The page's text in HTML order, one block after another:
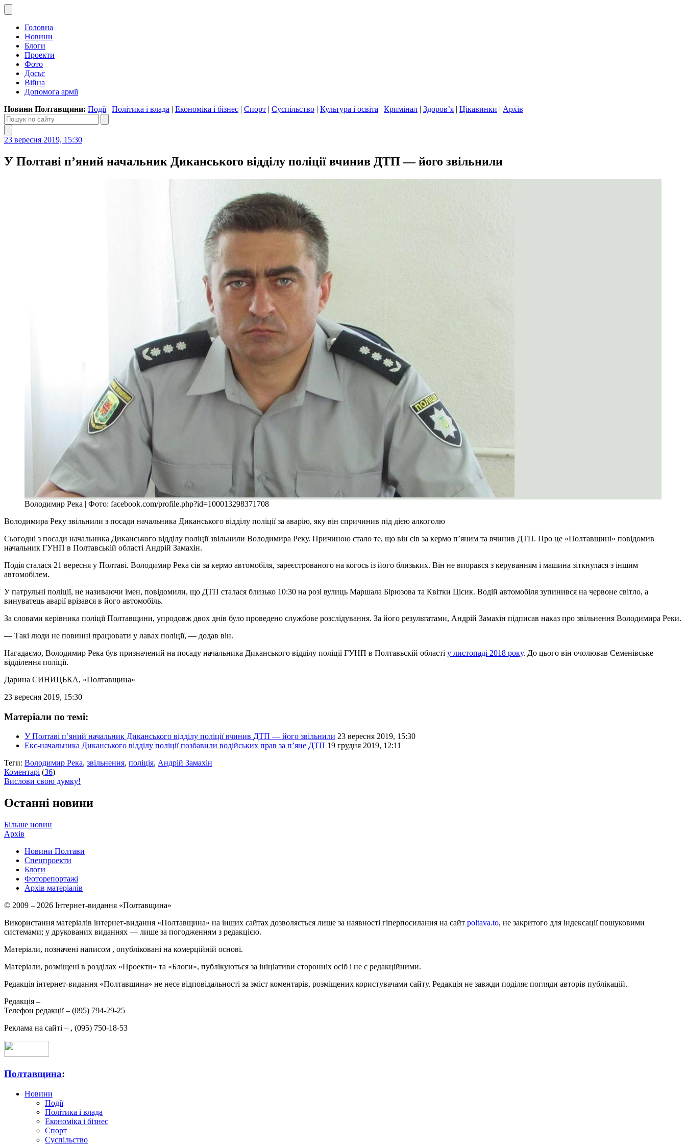
Головна
Новини
Блоги
Проекти
Фото
Досьє
Війна
Допомога армії
Новини Полтавщини: Події| Політика і влада | Економіка і бізнес | Спорт | Суспільство | Культура і освіта | Кримінал | Здоров’я | Цікавинки | Архів
23 вересня 2019, 15:30
У Полтаві п’яний начальник Диканського відділу поліції вчинив ДТП — його звільнили
Володимир Река | Фото: facebook.com/profile.php?id=100013298371708
Володимира Реку звільнили з посади начальника Диканського відділу поліції за аварію, яку він спричинив під дією алкоголю
Сьогодні з посади начальника Диканського відділу поліції звільнили Володимира Реку. Причиною стало те, що він сів за кермо п’яним та вчинив ДТП. Про це «Полтавщині» повідомив
начальник ГУНП в Полтавській області Андрій Замахін.
Подія сталася 21 вересня у Полтаві. Володимир Река сів за кермо автомобіля, зареєстрованого на когось із його близьких. Він не впорався з керуванням і машина зіткнулася з іншим
автомобілем.
У патрульні поліції, не називаючи імен, повідомили, що ДТП сталася близько 10:30 на розі вулиць Маршала Бірюзова та Квітки Цісик. Водій автомобіля зупинився на червоне світло, а
винуватець аварії врізався в його автомобіль.
За словами керівника поліції Полтавщини, упродовж двох днів було проведено службове розслідування. За його результатами, Андрій Замахін підписав наказ про звільнення Володимира Реки.
— Такі люди не повинні працювати у лавах поліції, — додав він.
Нагадаємо, Володимир Река був призначений на посаду начальника Диканського відділу поліції ГУНП в Полтавьскій області у листопаді 2018 року. До цього він очолював Семенівське
відділення поліції.
Дарина СИНИЦЬКА, «Полтавщина»
23 вересня 2019, 15:30
Матеріали по темі:
У Полтаві п’яний начальник Диканського відділу поліції вчинив ДТП — його звільнили 23 вересня 2019, 15:30
Екс-начальника Диканського відділу поліції позбавили водійських прав за п’яне ДТП 19 грудня 2019, 12:11
Теги: Володимир Река, звільнення, поліція, Андрій Замахін
Коментарі (36)
Вислови свою думку!
Останні новини
Більше новин
Архів
Новини Полтави
Спецпроекти
Блоги
Фоторепортажі
Архів матеріалів
© 2009 – 2026 Інтернет-видання «Полтавщина»
Використання матеріалів інтернет-видання «Полтавщина» на інших сайтах дозволяється лише за наявності гіперпосилання на сайт poltava.to, не закритого для індексації пошуковими
системами; у друкованих виданнях — лише за погодженням з редакцією.
Матеріали, позначені написом , опубліковані на комерційній основі.
Матеріали, розміщені в розділах «Проекти» та «Блоги», публікуються за ініціативи сторонніх осіб і не є редакційними.
Редакція інтернет-видання «Полтавщина» не несе відповідальності за зміст коментарів, розміщених користувачами сайту. Редакція не завжди поділяє погляди авторів публікацій.
Редакція –
Телефон редакції – (095) 794-29-25
Реклама на сайті – , (095) 750-18-53
Полтавщина:
Новини
Події
Політика і влада
Економіка і бізнес
Спорт
Суспільство